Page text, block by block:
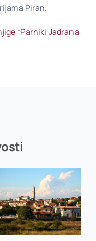
Piran.
“Parniki Jadrana